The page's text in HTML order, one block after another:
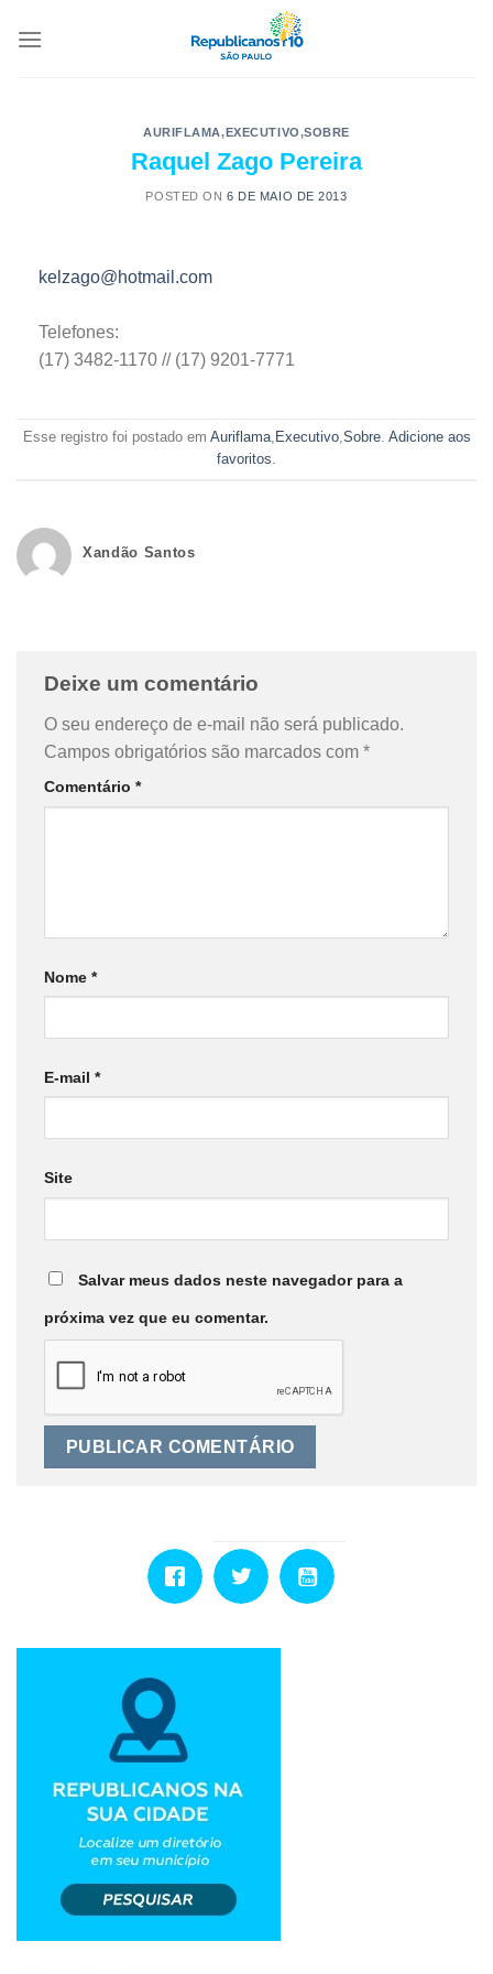
AURIFLAMA,EXECUTIVO,SOBRE
Raquel Zago Pereira
POSTED ON6 DE MAIO DE 2013
kelzago@hotmail.com
Telefones:
(17) 3482-1170 // (17) 9201-7771
Esse registro foi postado em Auriflama, Executivo, Sobre. Adicione aos
favoritos
Xandão Santos
Deixe um comentário
O seu endereço de e-mail não será publicado.
Campos obrigatórios são marcados com *
Comentário *
Nome *
E-mail *
Site
Salvar meus dados neste navegador para a
próxima vez que eu comentar.